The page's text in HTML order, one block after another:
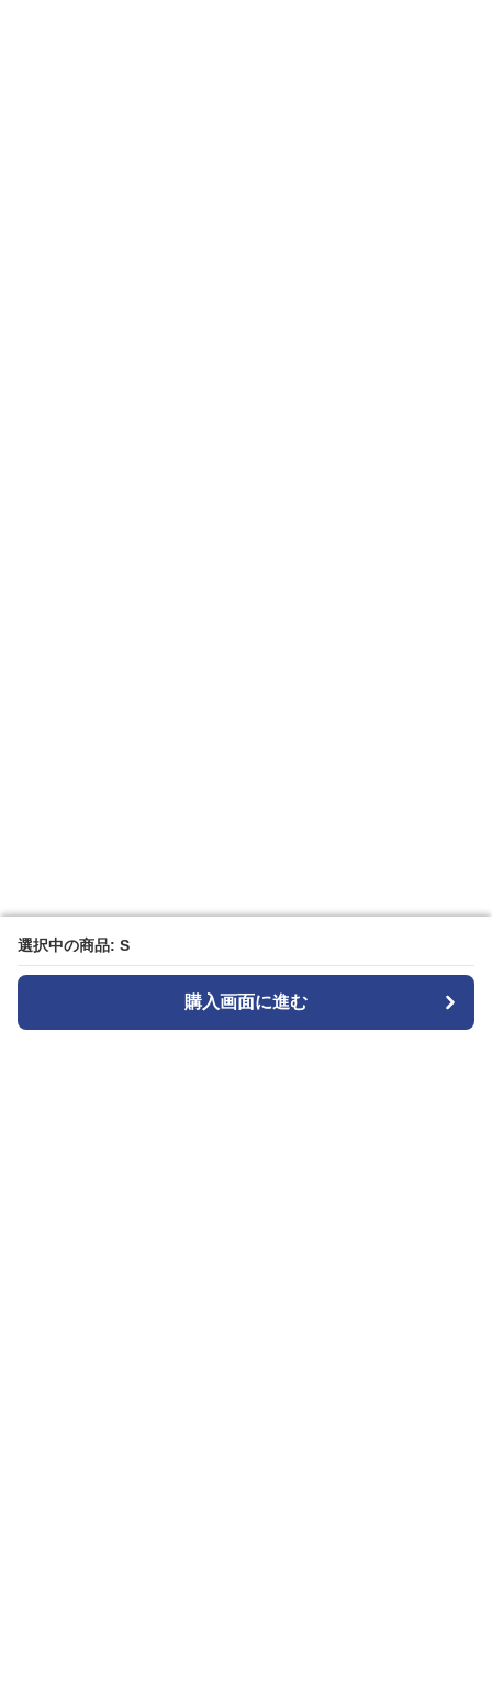
選択中の商品: S
購入画面に進む
選択中の商品: S
購入画面に進む